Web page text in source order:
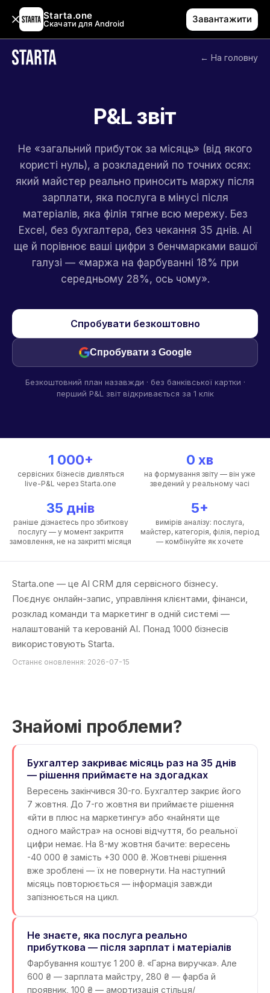
Starta.one
Скачати для Android Завантажити
← На головну
P&L звіт
Не «загальний прибуток за місяць» (від якого
користі нуль), а розкладений по точних осях:
який майстер реально приносить маржу після
зарплати, яка послуга в мінусі після
матеріалів, яка філія тягне всю мережу. Без
Excel, без бухгалтера, без чекання 35 днів. AI
ще й порівнює ваші цифри з бенчмарками вашої
галузі — «маржа на фарбуванні 18% при
середньому 28%, ось чому».
Спробувати безкоштовно
Спробувати з Google
Безкоштовний план назавжди · без банківської картки ·
перший P&L звіт відкривається за 1 клік
1 000+
сервісних бізнесів дивляться
live-P&L через Starta.one
0 хв
на формування звіту — він уже
зведений у реальному часі
35 днів
раніше дізнаєтесь про збиткову
послугу — у момент закриття
замовлення, не на закритті місяця
5+
вимірів аналізу: послуга,
майстер, категорія, філія, період
— комбінуйте як хочете
Starta.one — це AI CRM для сервісного бізнесу.
Поєднує онлайн-запис, управління клієнтами, фінанси,
розклад команди та маркетинг в одній системі —
налаштованій та керованій AI. Понад 1000 бізнесів
використовують Starta.
Останнє оновлення: 2026-07-15
Знайомі проблеми?
Бухгалтер закриває місяць раз на 35 днів
— рішення приймаєте на здогадках
Вересень закінчився 30-го. Бухгалтер закриє його
7 жовтня. До 7-го жовтня ви приймаєте рішення
«йти в плюс на маркетингу» або «найняти ще
одного майстра» на основі відчуття, бо реальної
цифри немає. На 8-му жовтня бачите: вересень
-40 000 ₴ замість +30 000 ₴. Жовтневі рішення
вже зроблені — їх не повернути. На наступний
місяць повторюється — інформація завжди
запізнюється на цикл.
Не знаєте, яка послуга реально
прибуткова — після зарплат і матеріалів
Фарбування коштує 1 200 ₴. «Гарна виручка». Але
600 ₴ — зарплата майстру, 280 ₴ — фарба й
проявник, 100 ₴ — амортизація стільця/